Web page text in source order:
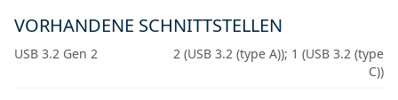
VORHANDENE SCHNITTSTELLEN
USB 3.2 Gen 2
2 (USB 3.2 (type A)); 1 (USB 3.2 (type
C))